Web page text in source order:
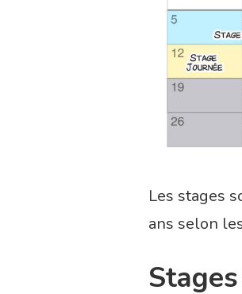
Les stages
ans selon